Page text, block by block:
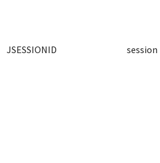
JSESSIONID session